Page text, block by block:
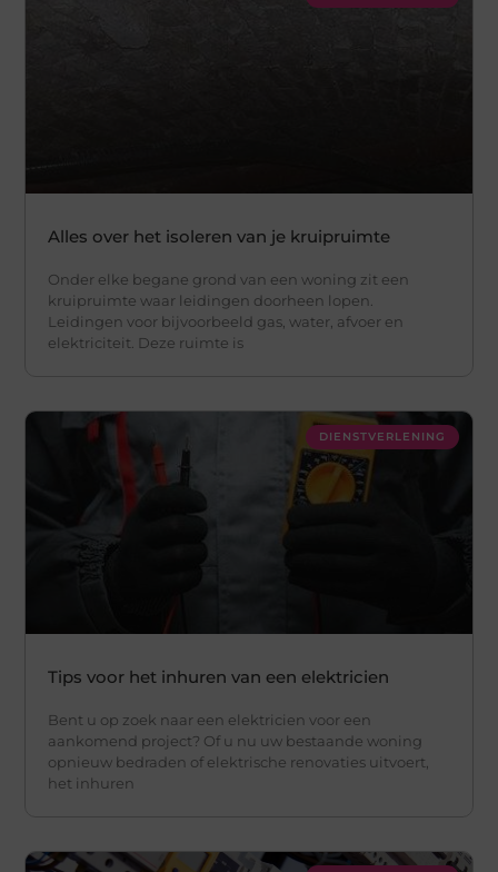
Alles over het isoleren van je kruipruimte
Onder elke begane grond van een woning zit een
kruipruimte waar leidingen doorheen lopen.
Leidingen voor bijvoorbeeld gas, water, afvoer en
elektriciteit. Deze ruimte is
DIENSTVERLENING
Tips voor het inhuren van een elektricien
Bent u op zoek naar een elektricien voor een
aankomend project? Of u nu uw bestaande woning
opnieuw bedraden of elektrische renovaties uitvoert,
het inhuren